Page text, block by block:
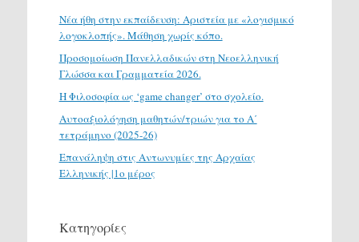
Νέα ήθη στην εκπαίδευση: Αριστεία με «λογισμικό
λογοκλοπής». Μάθηση χωρίς κόπο.
Προσομοίωση Πανελλαδικών στη Νεοελληνική
Γλώσσα και Γραμματεία 2026.
H Φιλοσοφία ως ‘game changer’ στο σχολείο.
Αυτοαξιολόγηση μαθητών/τριών για το Α΄
τετράμηνο (2025-26)
Επανάληψη στις Αντωνυμίες της Αρχαίας
Ελληνικής |1ο μέρος
Κατηγορίες